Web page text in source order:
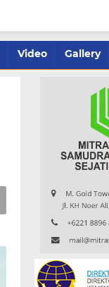
Video Gallery